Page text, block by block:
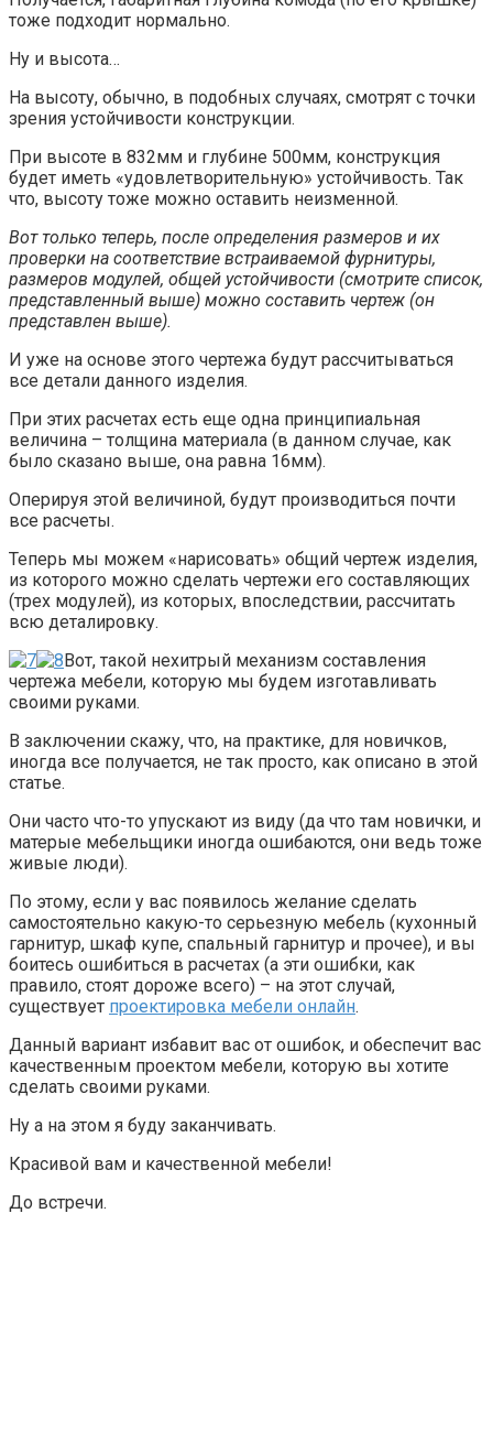
тоже подходит нормально.
Ну и высота…
На высоту, обычно, в подобных случаях, смотрят с точки
зрения устойчивости конструкции.
При высоте в 832мм и глубине 500мм, конструкция
будет иметь «удовлетворительную» устойчивость. Так
что, высоту тоже можно оставить неизменной.
Вот только теперь, после определения размеров и их
проверки на соответствие встраиваемой фурнитуры,
размеров модулей, общей устойчивости (смотрите список,
представленный выше) можно составить чертеж (он
представлен выше).
И уже на основе этого чертежа будут рассчитываться
все детали данного изделия.
При этих расчетах есть еще одна принципиальная
величина – толщина материала (в данном случае, как
было сказано выше, она равна 16мм).
Оперируя этой величиной, будут производиться почти
все расчеты.
Теперь мы можем «нарисовать» общий чертеж изделия,
из которого можно сделать чертежи его составляющих
(трех модулей), из которых, впоследствии, рассчитать
всю деталировку.
Вот, такой нехитрый механизм составления
чертежа мебели, которую мы будем изготавливать
своими руками.
В заключении скажу, что, на практике, для новичков,
иногда все получается, не так просто, как описано в этой
статье.
Они часто что-то упускают из виду (да что там новички, и
матерые мебельщики иногда ошибаются, они ведь тоже
живые люди).
По этому, если у вас появилось желание сделать
самостоятельно какую-то серьезную мебель (кухонный
гарнитур, шкаф купе, спальный гарнитур и прочее), и вы
боитесь ошибиться в расчетах (а эти ошибки, как
правило, стоят дороже всего) – на этот случай,
существует проектировка мебели онлайн.
Данный вариант избавит вас от ошибок, и обеспечит вас
качественным проектом мебели, которую вы хотите
сделать своими руками.
Ну а на этом я буду заканчивать.
Красивой вам и качественной мебели!
До встречи.